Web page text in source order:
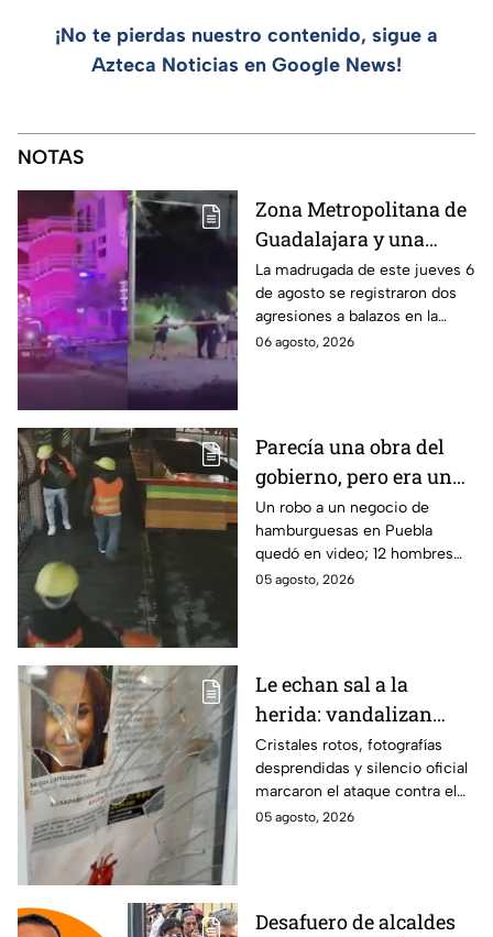
¡No te pierdas nuestro contenido, sigue a
Azteca Noticias en Google News!
NOTAS
Zona Metropolitana de
Guadalajara y una
jornada de violencia:
Asesinan a balazos a
dos hombres en
Tlajomulco y El Salto
La madrugada de este jueves 6
de agosto se registraron dos
agresiones a balazos en la
Zona Metropolitana de
06 agosto, 2026
Parecía una obra del
gobierno, pero era un
robo planeado: Así
saquearon negocio de
hamburguesas en
Puebla
Un robo a un negocio de
hamburguesas en Puebla
quedó en video; 12 hombres
habrían fingido ser
05 agosto, 2026
Le echan sal a la
herida: vandalizan
memorial de
desaparecidos en
Veracruz en medio de
crisis
Cristales rotos, fotografías
desprendidas y silencio oficial
marcaron el ataque contra el
memorial de desaparecidos,
05 agosto, 2026
Desafuero de alcaldes